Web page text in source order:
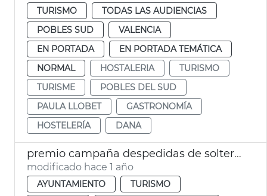
TURISMO
TODAS LAS AUDIENCIAS
POBLES SUD
VALENCIA
EN PORTADA
EN PORTADA TEMÁTICA
NORMAL
HOSTALERIA
TURISMO
TURISME
POBLES DEL SUD
PAULA LLOBET
GASTRONOMÍA
HOSTELERÍA
DANA
premio campaña despedidas de soltero valència
modificado hace 1 año
AYUNTAMIENTO
TURISMO